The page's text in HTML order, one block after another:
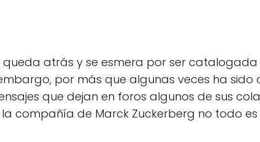
queda atrás y se esmera por ser
por más que algunas veces ha sido
que dejan en foros algunos de sus
la compañía de Marck Zuckerberg no todo